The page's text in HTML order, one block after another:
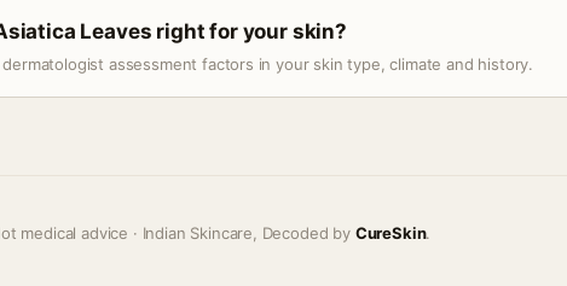
Leaves right for your skin?
assessment factors in your skin type, climate and history.
medical advice · Indian Skincare, Decoded by CureSkin.